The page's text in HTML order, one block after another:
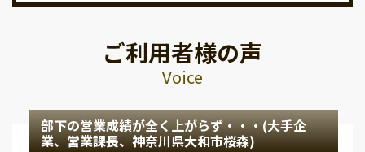
ご利用者様の声
Voice
部下の営業成績が全く上がらず・・・(大手企
業、営業課長、神奈川県大和市桜森)